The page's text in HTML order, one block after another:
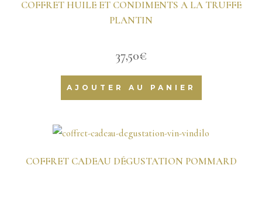
COFFRET HUILE ET CONDIMENTS A LA TRUFFE
PLANTIN
37,50€
AJOUTER AU PANIER
COFFRET CADEAU DÉGUSTATION POMMARD